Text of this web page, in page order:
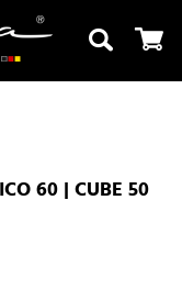
60 | CUBE 50